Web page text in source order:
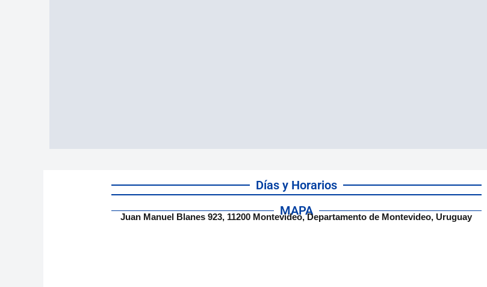
Días y Horarios
MAPA
Juan Manuel Blanes 923, 11200 Montevideo, Departamento de Montevideo, Uruguay